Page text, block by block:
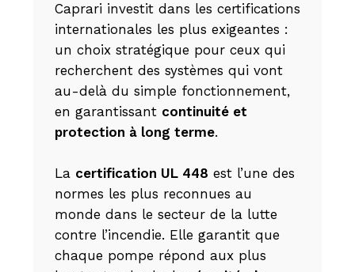
Caprari investit dans les certifications
internationales les plus exigeantes :
un choix stratégique pour ceux qui
recherchent des systèmes qui vont
au-delà du simple fonctionnement,
en garantissant continuité et
protection à long terme.
La certification UL 448 est l’une des
normes les plus reconnues au
monde dans le secteur de la lutte
contre l’incendie. Elle garantit que
chaque pompe répond aux plus